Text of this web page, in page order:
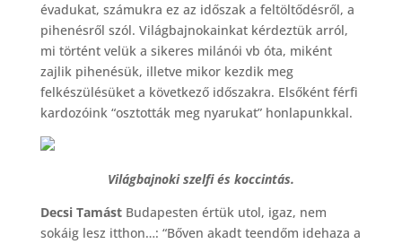
évadukat, számukra ez az időszak a feltöltődésről, a
pihenésről szól. Világbajnokainkat kérdeztük arról,
mi történt velük a sikeres milánói vb óta, miként
zajlik pihenésük, illetve mikor kezdik meg
felkészülésüket a következő időszakra. Elsőként férfi
kardozóink “osztották meg nyarukat” honlapunkkal.
Világbajnoki szelfi és koccintás.
Decsi TamástBudapesten értük utol, igaz, nem
sokáig lesz itthon…: “Bőven akadt teendőm idehaza a